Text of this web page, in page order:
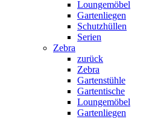
Loungemöbel
Gartenliegen
Schutzhüllen
Serien
Zebra
zurück
Zebra
Gartenstühle
Gartentische
Loungemöbel
Gartenliegen